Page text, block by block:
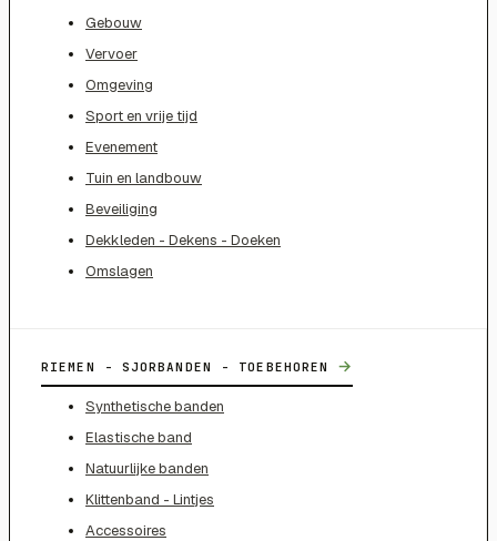
Gebouw
Vervoer
Omgeving
Sport en vrije tijd
Evenement
Tuin en landbouw
Beveiliging
Dekkleden - Dekens - Doeken
Omslagen
RIEMEN - SJORBANDEN - TOEBEHOREN →
Synthetische banden
Elastische band
Natuurlijke banden
Klittenband - Lintjes
Accessoires